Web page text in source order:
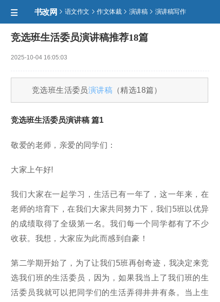
书改网  语文作文 作文体裁 演讲稿 演讲稿写作

竞选班生活委员演讲稿推荐18篇
2025-10-04 16:05:03
竞选班生活委员演讲稿 （精选18篇）
竞选班生活委员演讲稿 篇1
敬爱的老师，亲爱的同学们：
大家上午好!
我们大家在一起学习，生活已有一年了，这一年来，在
老师的培育下，在我们大家共同努力下，我们5班以优异
的成绩取得了全级第一名。我们每一个同学都有了不少
收获。我想，大家应为此而感到自豪！
第二学期开始了，为了让我们5班再创奇迹，我决定来竞
选我们班的生活委员，因为，如果我当上了我们班的生
活委员我就可以把同学们的生活弄得井井有条。当上生